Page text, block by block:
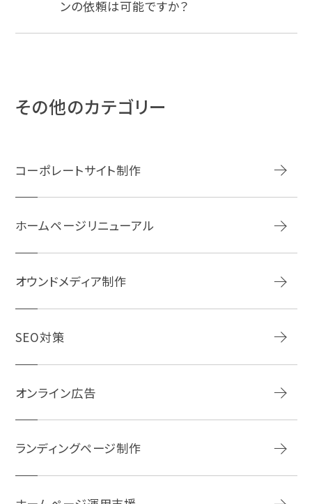
たい課題、目指すビジョンに合わせて最適
な納品物やカリキュラムを柔軟にご提案い
ンの依頼は可能ですか？
その他のカテゴリー
コーポレートサイト制作
ホームページリニューアル
オウンドメディア制作
SEO対策
オンライン広告
ランディングページ制作